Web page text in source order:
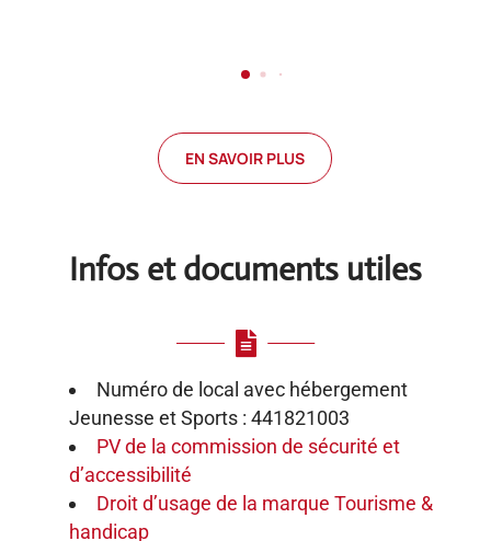
EN SAVOIR PLUS
Infos et documents utiles

Numéro de local avec hébergement
Jeunesse et Sports : 441821003
PV de la commission de sécurité et
d’accessibilité
Droit d’usage de la marque Tourisme &
handicap